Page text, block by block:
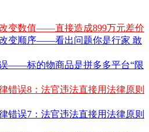
变数值——直接造成899万元差价
变顺序——看出问题你是行家 敢
——标的物商品是拼多多平台“限
错误8：法官违法直接用法律原则
错误7：法官违法直接用法律原则